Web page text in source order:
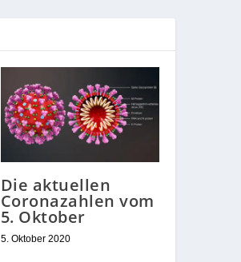
Die aktuellen
Coronazahlen vom
5. Oktober
5. Oktober 2020